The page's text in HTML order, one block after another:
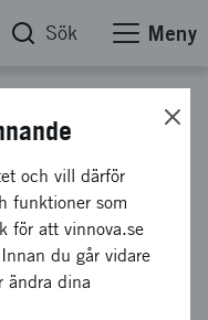
Sök Meny
- ny
för
i den
och vill därför
funktioner som
för att vinnova.se
du går vidare
ändra dina